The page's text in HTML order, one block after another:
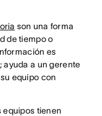
son una forma
de tiempo o
es
ayuda a un gerente
equipo con
equipos tienen